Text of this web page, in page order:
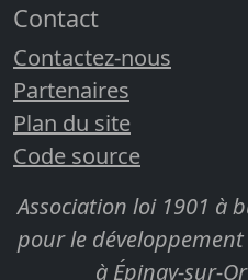
Contact
Contactez-nous
Partenaires
Plan du site
Code source
Association loi 1901 à
pour le
à Épinay-sur-